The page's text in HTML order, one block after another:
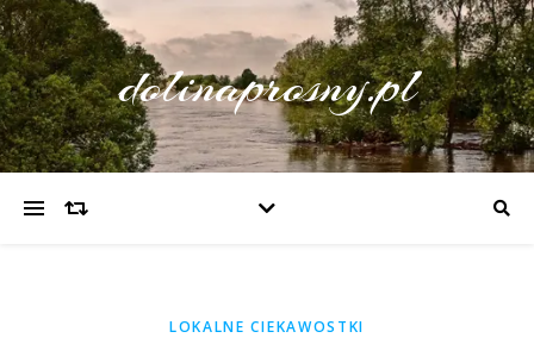
dolinaprosny.pl
LOKALNE CIEKAWOSTKI